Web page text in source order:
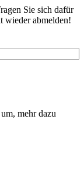
Sie sich dafür
wieder abmelden!
mehr dazu